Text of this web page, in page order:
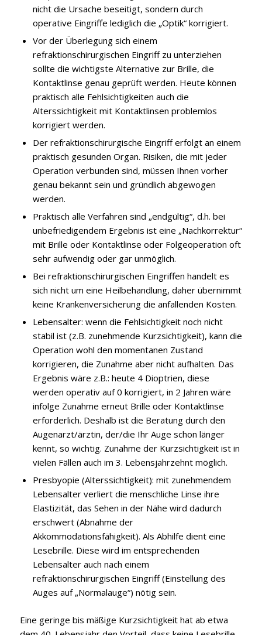
nicht die Ursache beseitigt, sondern durch
operative Eingriffe lediglich die „Optik“ korrigiert.
Vor der Überlegung sich einem
refraktionschirurgischen Eingriff zu unterziehen
sollte die wichtigste Alternative zur Brille, die
Kontaktlinse genau geprüft werden. Heute können
praktisch alle Fehlsichtigkeiten auch die
Alterssichtigkeit mit Kontaktlinsen problemlos
korrigiert werden.
Der refraktionschirurgische Eingriff erfolgt an einem
praktisch gesunden Organ. Risiken, die mit jeder
Operation verbunden sind, müssen Ihnen vorher
genau bekannt sein und gründlich abgewogen
werden.
Praktisch alle Verfahren sind „endgültig“, d.h. bei
unbefriedigendem Ergebnis ist eine „Nachkorrektur“
mit Brille oder Kontaktlinse oder Folgeoperation oft
sehr aufwendig oder gar unmöglich.
Bei refraktionschirurgischen Eingriffen handelt es
sich nicht um eine Heilbehandlung, daher übernimmt
keine Krankenversicherung die anfallenden Kosten.
Lebensalter: wenn die Fehlsichtigkeit noch nicht
stabil ist (z.B. zunehmende Kurzsichtigkeit), kann die
Operation wohl den momentanen Zustand
korrigieren, die Zunahme aber nicht aufhalten. Das
Ergebnis wäre z.B.: heute 4 Dioptrien, diese
werden operativ auf 0 korrigiert, in 2 Jahren wäre
infolge Zunahme erneut Brille oder Kontaktlinse
erforderlich. Deshalb ist die Beratung durch den
Augenarzt/ärztin, der/die Ihr Auge schon länger
kennt, so wichtig. Zunahme der Kurzsichtigkeit ist in
vielen Fällen auch im 3. Lebensjahrzehnt möglich.
Presbyopie (Alterssichtigkeit): mit zunehmendem
Lebensalter verliert die menschliche Linse ihre
Elastizität, das Sehen in der Nähe wird dadurch
erschwert (Abnahme der
Akkommodationsfähigkeit). Als Abhilfe dient eine
Lesebrille. Diese wird im entsprechenden
Lebensalter auch nach einem
refraktionschirurgischen Eingriff (Einstellung des
Auges auf „Normalauge“) nötig sein.
Eine geringe bis mäßige Kurzsichtigkeit hat ab etwa